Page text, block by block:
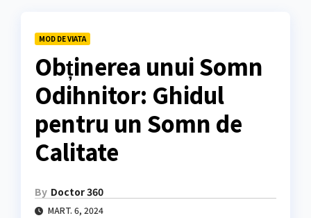
MOD DE VIATA
Obținerea unui Somn
Odihnitor: Ghidul
pentru un Somn de
Calitate
By Doctor 360
MART. 6, 2024